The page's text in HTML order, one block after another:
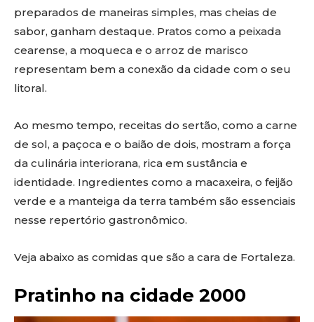
preparados de maneiras simples, mas cheias de
sabor, ganham destaque. Pratos como a peixada
cearense, a moqueca e o arroz de marisco
representam bem a conexão da cidade com o seu
litoral.
Ao mesmo tempo, receitas do sertão, como a carne
de sol, a paçoca e o baião de dois, mostram a força
da culinária interiorana, rica em sustância e
identidade. Ingredientes como a macaxeira, o feijão
verde e a manteiga da terra também são essenciais
nesse repertório gastronômico.
Veja abaixo as comidas que são a cara de Fortaleza.
Pratinho na cidade 2000